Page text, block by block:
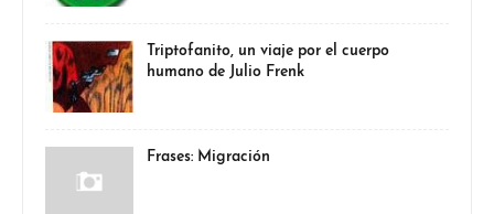
Triptofanito, un viaje por el cuerpo
humano de Julio Frenk
Frases: Migración